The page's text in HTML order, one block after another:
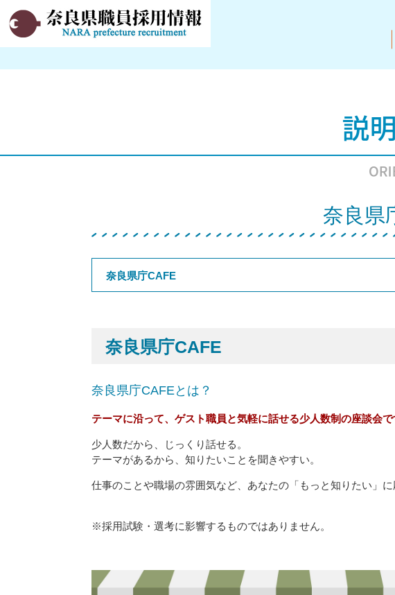
奈良県職員採用情報サイト
奈良県
奈良県庁CAFE
奈良県庁CAFE
奈良県庁CAFEとは？
テーマに沿って、ゲスト職員と気軽に話せる少人数制の座談会で
少人数だから、じっくり話せる。
テーマがあるから、知りたいことを聞きやすい。
仕事のことや職場の雰囲気など、あなたの「もっと知りたい」に
※採用試験・選考に影響するものではありません。